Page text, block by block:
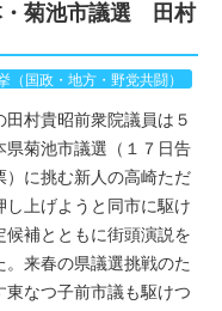
菊池市議選 田村
（国政・地方・野党共闘）
村貴昭前衆院議員は５
県菊池市議選（１７日告
）に挑む新人の高崎ただ
し上げようと同市に駆け
候補とともに街頭演説を
。来春の県議選挑戦のた
東なつ子前市議も駆けつ